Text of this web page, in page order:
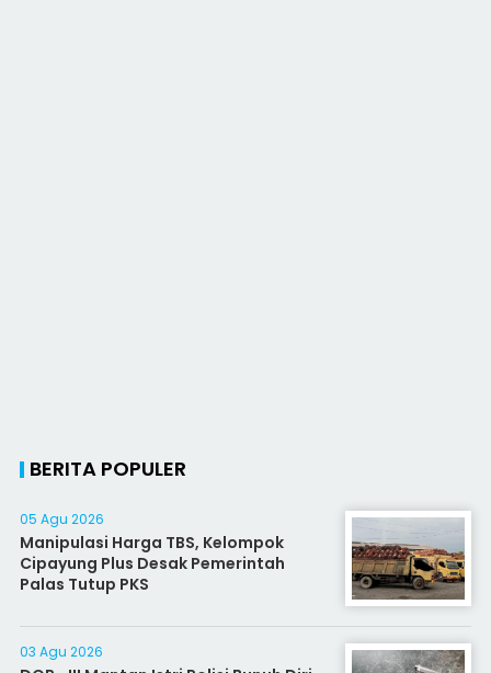
BERITA POPULER
05 Agu 2026
Manipulasi Harga TBS, Kelompok
Cipayung Plus Desak Pemerintah
Palas Tutup PKS
03 Agu 2026